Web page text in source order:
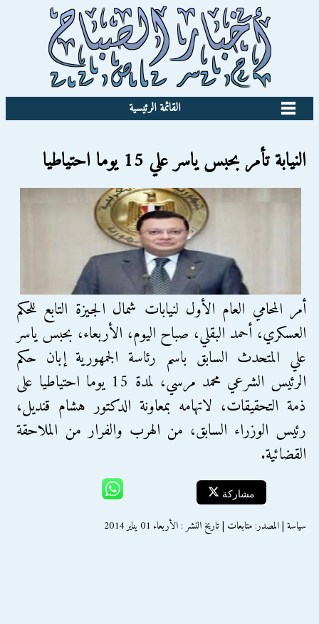
القائمة الرئيسية
النيابة تأمر بحبس ياسر علي 15 يوما احتياطيا
أمر المحامي العام الأول لنيابات شمال الجيزة التابع للحكم
العسكري، أحمد البقلي، صباح اليوم، الأربعاء، بحبس ياسر
علي المتحدث السابق باسم رئاسة الجمهورية إبان حكم
الرئيس الشرعي محمد مرسي، لمدة 15 يوما احتياطيا على
ذمة التحقيقات، لاتهامه بمعاونة الدكتور هشام قنديل،
رئيس الوزراء السابق، من الهرب والفرار من الملاحقة
القضائية.
مشاركة
سياسة | المصدر: متابعات | تاريخ النشر : الأربعاء 01 يناير 2014